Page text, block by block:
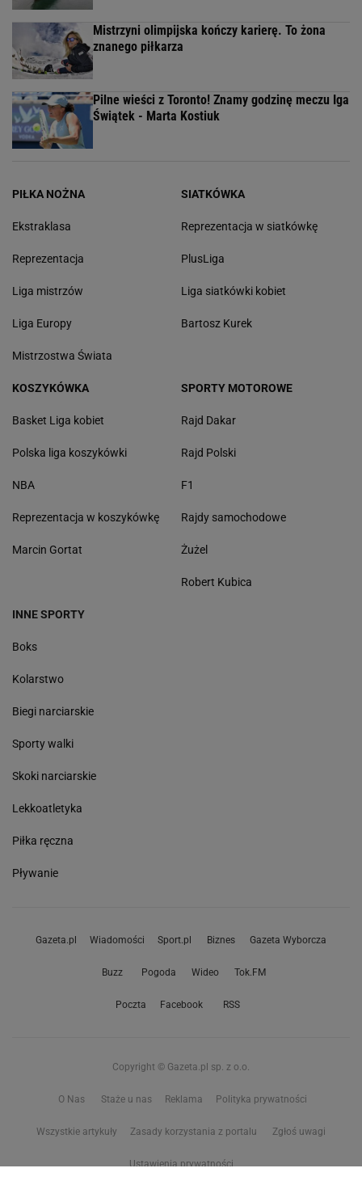
Mistrzyni olimpijska kończy karierę. To żona
znanego piłkarza
Pilne wieści z Toronto! Znamy godzinę meczu Iga
Świątek - Marta Kostiuk
PIŁKA NOŻNA
Ekstraklasa
Reprezentacja
Liga mistrzów
Liga Europy
Mistrzostwa Świata
SIATKÓWKA
Reprezentacja w siatkówkę
PlusLiga
Liga siatkówki kobiet
Bartosz Kurek
KOSZYKÓWKA
Basket Liga kobiet
Polska liga koszykówki
NBA
Reprezentacja w koszykówkę
Marcin Gortat
SPORTY MOTOROWE
Rajd Dakar
Rajd Polski
F1
Rajdy samochodowe
Żużel
Robert Kubica
INNE SPORTY
Boks
Kolarstwo
Biegi narciarskie
Sporty walki
Skoki narciarskie
Lekkoatletyka
Piłka ręczna
Pływanie
Gazeta.pl Wiadomości Sport.pl Biznes Gazeta Wyborcza
Buzz Pogoda Wideo Tok.FM
Poczta Facebook RSS
Copyright © Gazeta.pl sp. z o.o.
O Nas Staże u nas Reklama Polityka prywatności
Wszystkie artykuły Zasady korzystania z portalu Zgłoś uwagi
Ustawienia prywatności